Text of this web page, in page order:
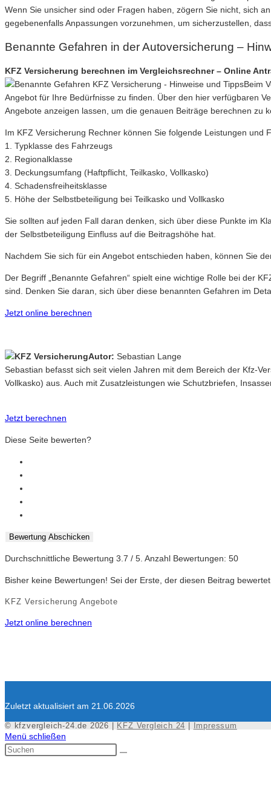
Wenn Sie unsicher sind oder Fragen haben, zögern Sie nicht, sich
gegebenenfalls Anpassungen vorzunehmen, um sicherzustellen,
Benannte Gefahren in der Autoversicherung –
KFZ Versicherung berechnen im Vergleichsrechner – Online
Beim
Angebot für Ihre Bedürfnisse zu finden. Über den hier verfügbaren
Angebote anzeigen lassen, um die genauen Beiträge berechnen zu
Im KFZ Versicherung Rechner können Sie folgende Leistungen und
1. Typklasse des Fahrzeugs
2. Regionalklasse
3. Deckungsumfang (Haftpflicht, Teilkasko, Vollkasko)
4. Schadensfreiheitsklasse
5. Höhe der Selbstbeteiligung bei Teilkasko und Vollkasko
Sie sollten auf jeden Fall daran denken, sich über diese Punkte im
der Selbstbeteiligung Einfluss auf die Beitragshöhe hat.
Nachdem Sie sich für ein Angebot entschieden haben, können Sie
Der Begriff „Benannte Gefahren“ spielt eine wichtige Rolle bei der
sind. Denken Sie daran, sich über diese benannten Gefahren im
Jetzt online berechnen
Autor: Sebastian Lange
Sebastian befasst sich seit vielen Jahren mit dem Bereich der Kfz-
Vollkasko) aus. Auch mit Zusatzleistungen wie Schutzbriefen,
Jetzt berechnen
Diese Seite bewerten?
Bewertung Abschicken
Durchschnittliche Bewertung 3.7 / 5. Anzahl Bewertungen: 50
Bisher keine Bewertungen! Sei der Erste, der diesen Beitrag
KFZ Versicherung Angebote
Jetzt online berechnen
Zuletzt aktualisiert am 21.06.2026
© kfzvergleich-24.de 2026 | KFZ Vergleich 24 Impressum
Menü schließen